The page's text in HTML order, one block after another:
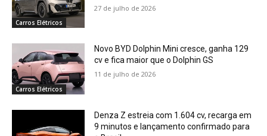
Carros Elétricos
27 de julho de 2026
Carros Elétricos
Novo BYD Dolphin Mini cresce, ganha 129
cv e fica maior que o Dolphin GS
11 de julho de 2026
Denza Z estreia com 1.604 cv, recarga em
9 minutos e lançamento confirmado para